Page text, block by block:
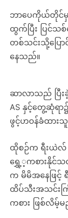
ဘာပေကိုယ်တိုင်မှ
ထွက်ပြီး ပြင်သ
တစ်သင်းသို့ပြော
နေသည်။
ဆာလာသည် ပြီ
AS နှင့်တွေ့ဆုံရာ
ဖွင့်ဟဝန်ခံထား
ထိုစဉ်က ရီးယဲလ်
ရွှေ့့ကစားနိုင်သလ
က မိမိအနေဖြင့်
ထိပ်သီးအသင်းကြီး
ကစား ဖြစ်လိမ့်